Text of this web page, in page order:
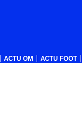
ACTU OM ACTU FOOT